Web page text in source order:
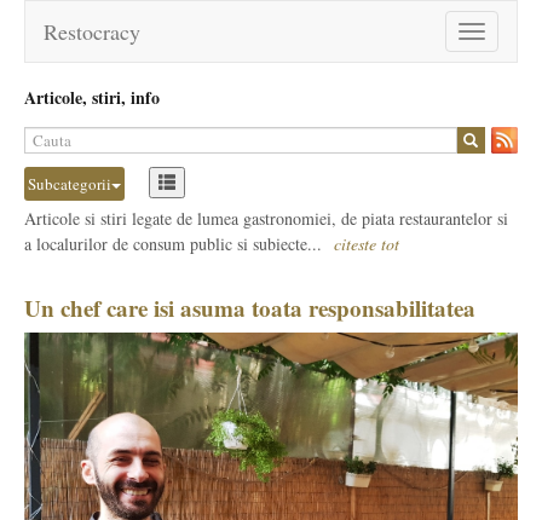
Toggle
navigation
Restocracy
Articole, stiri, info
Subcategorii
Articole si stiri legate de lumea gastronomiei, de piata restaurantelor si
a localurilor de consum public si subiecte... citeste tot
Un chef care isi asuma toata responsabilitatea